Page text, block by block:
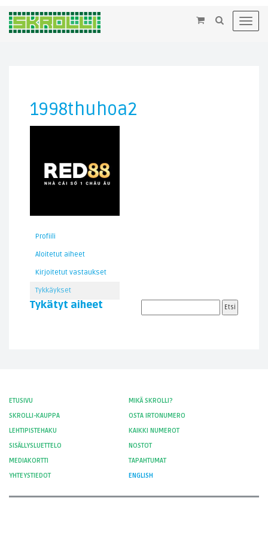
×
1998thuhoa2
Profiili
Aloitetut aiheet
Kirjoitetut vastaukset
Tykkäykset
Tykätyt aiheet
ETUSIVU
MIKÄ SKROLLI?
SKROLLI-KAUPPA
OSTA IRTONUMERO
LEHTIPISTEHAKU
KAIKKI NUMEROT
SISÄLLYSLUETTELO
NOSTOT
MEDIAKORTTI
TAPAHTUMAT
YHTEYSTIEDOT
ENGLISH